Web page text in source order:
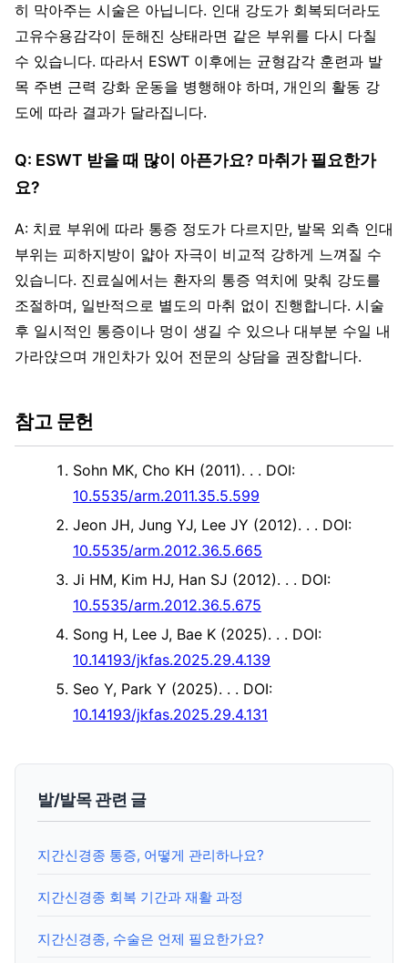
히 막아주는 시술은 아닙니다. 인대 강도가 회복되더라도
고유수용감각이 둔해진 상태라면 같은 부위를 다시 다칠
수 있습니다. 따라서 ESWT 이후에는 균형감각 훈련과 발
목 주변 근력 강화 운동을 병행해야 하며, 개인의 활동 강
도에 따라 결과가 달라집니다.
Q: ESWT 받을 때 많이 아픈가요? 마취가 필요한가
요?
A: 치료 부위에 따라 통증 정도가 다르지만, 발목 외측 인대
부위는 피하지방이 얇아 자극이 비교적 강하게 느껴질 수
있습니다. 진료실에서는 환자의 통증 역치에 맞춰 강도를
조절하며, 일반적으로 별도의 마취 없이 진행합니다. 시술
후 일시적인 통증이나 멍이 생길 수 있으나 대부분 수일 내
가라앉으며 개인차가 있어 전문의 상담을 권장합니다.
참고 문헌
Sohn MK, Cho KH (2011). . . DOI:
10.5535/arm.2011.35.5.599
Jeon JH, Jung YJ, Lee JY (2012). . . DOI:
10.5535/arm.2012.36.5.665
Ji HM, Kim HJ, Han SJ (2012). . . DOI:
10.5535/arm.2012.36.5.675
Song H, Lee J, Bae K (2025). . . DOI:
10.14193/jkfas.2025.29.4.139
Seo Y, Park Y (2025). . . DOI:
10.14193/jkfas.2025.29.4.131
발/발목 관련 글
지간신경종 통증, 어떻게 관리하나요?
지간신경종 회복 기간과 재활 과정
지간신경종, 수술은 언제 필요한가요?